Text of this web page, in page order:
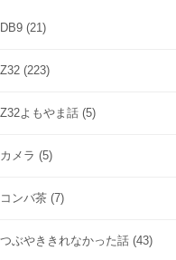
DB9 (21)
Z32 (223)
Z32よもやま話 (5)
カメラ (5)
コンバ茶 (7)
つぶやききれなかった話 (43)